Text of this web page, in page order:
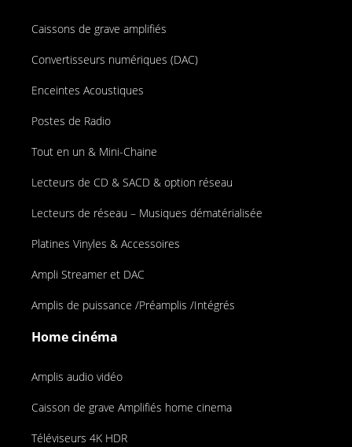
Caissons de grave amplifiés
Convertisseurs numériques (DAC)
Enceintes Acoustiques
Postes de Radio
Tout en un & Mini-Chaine
Lecteurs de CD & SACD & option réseau
Lecteurs de réseau – Musiques dématérialisée
Platines Vinyles & Accessoires
Ampli Streamer et DAC
Amplis de puissance /Préamplis /Intégrés
Home cinéma
Amplis audio vidéo
Caisson de grave Amplifiés home cinema
Téléviseurs 4K HDR